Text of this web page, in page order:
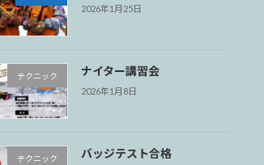
2026年1月25日
テクニック ナイター講習会
2026年1月8日
テクニック バッジテスト合格